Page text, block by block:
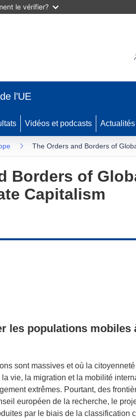
le vérifier?
l’UE
Vidéos et podcasts Actualités
The Orders and Borders of
Borders of
Capitalism
les populations mobiles
sont massives et où la
vie, la migration et la mobilité
extrêmes. Pourtant, des
européen de la recherche, le
par le biais de la classification